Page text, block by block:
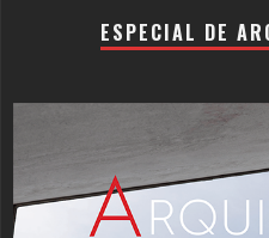
ESPECIAL DE